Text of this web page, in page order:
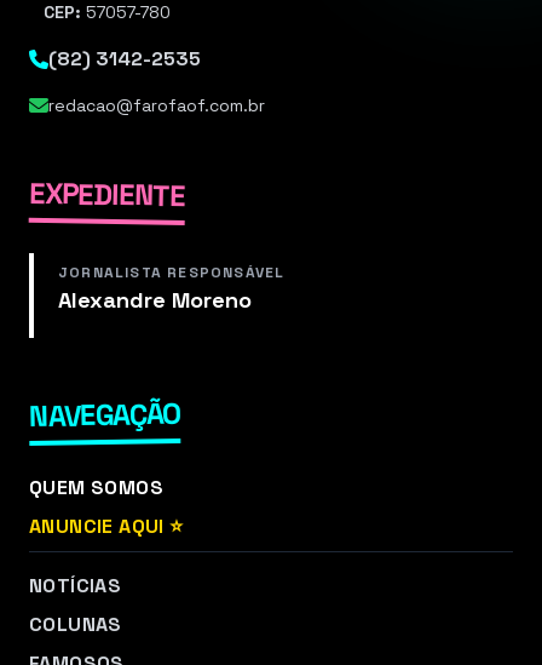
CEP: 57057-780
(82) 3142-2535
redacao@farofaof.com.br
EXPEDIENTE
JORNALISTA RESPONSÁVEL
Alexandre Moreno
NAVEGAÇÃO
QUEM SOMOS
ANUNCIE AQUI ⭐
NOTÍCIAS
COLUNAS